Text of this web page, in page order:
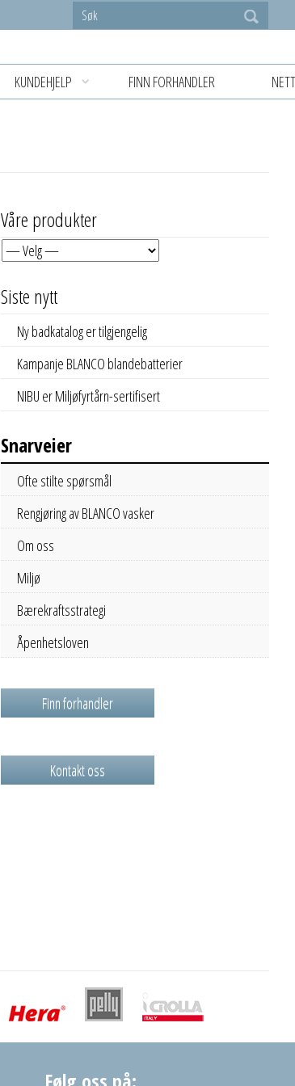
KUNDEHJELP FINN FORHANDLER
Våre produkter
Siste nytt
Ny badkatalog er tilgjengelig
Kampanje BLANCO blandebatterier
NIBU er Miljøfyrtårn-sertifisert
Snarveier
Ofte stilte spørsmål
Rengjøring av BLANCO vasker
Om oss
Miljø
Bærekraftsstrategi
Åpenhetsloven
Finn forhandler
Kontakt oss
Følg oss på: